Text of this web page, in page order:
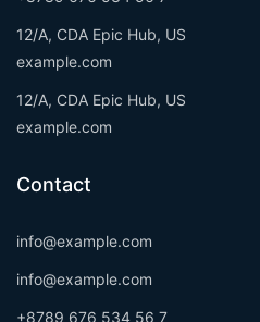
12/A, CDA Epic Hub, US
example.com
12/A, CDA Epic Hub, US
example.com
Contact
info@example.com
info@example.com
+8789 676 534 56 7